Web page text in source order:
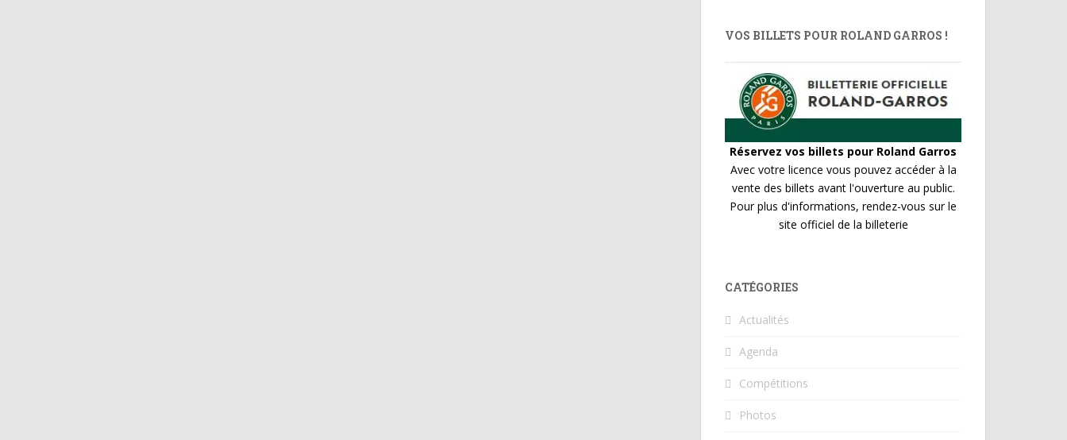
VOS BILLETS POUR ROLAND GARROS !
Réservez vos billets pour Roland Garros
Avec votre licence vous pouvez accéder à la
vente des billets avant l'ouverture au public.
Pour plus d'informations, rendez-vous sur le
site officiel de la billeterie
CATÉGORIES
Actualités
Agenda
Compétitions
Photos